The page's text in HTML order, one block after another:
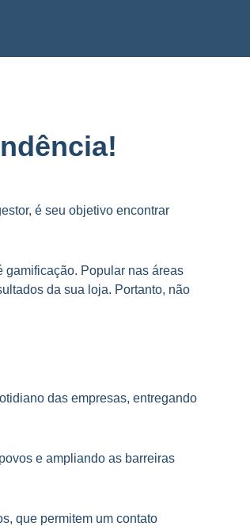
é seu objetivo encontrar
gamificação. Popular nas áreas
da sua loja. Portanto, não
das empresas, entregando
e ampliando as barreiras
que permitem um contato